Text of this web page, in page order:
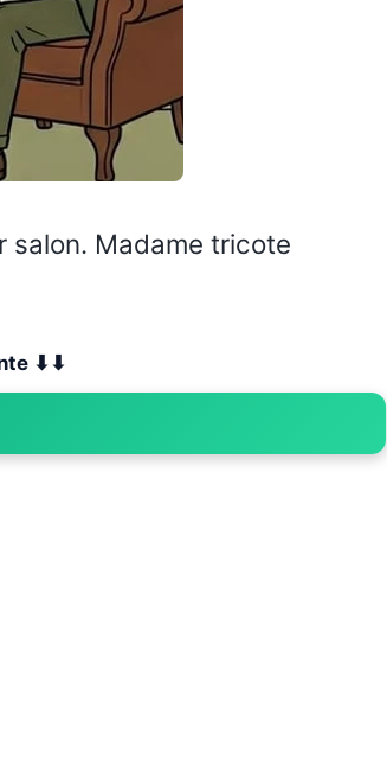
salon. Madame tricote
⬇⬇